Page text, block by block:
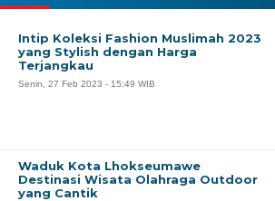
Intip Koleksi Fashion Muslimah 2023
yang Stylish dengan Harga
Terjangkau
Senin, 27 Feb 2023 - 15:49 WIB
Waduk Kota Lhokseumawe
Destinasi Wisata Olahraga Outdoor
yang Cantik